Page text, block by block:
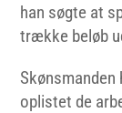
han søgte at
trække beløb
oplistet de